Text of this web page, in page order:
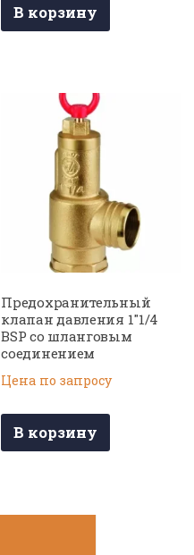
В корзину
Предохранительный
клапан давления 1″1/4
BSP со шланговым
соединением
Цена по запросу
В корзину